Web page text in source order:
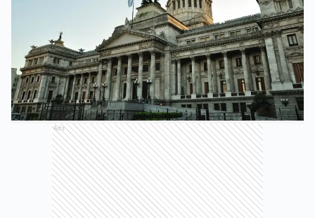
Ads